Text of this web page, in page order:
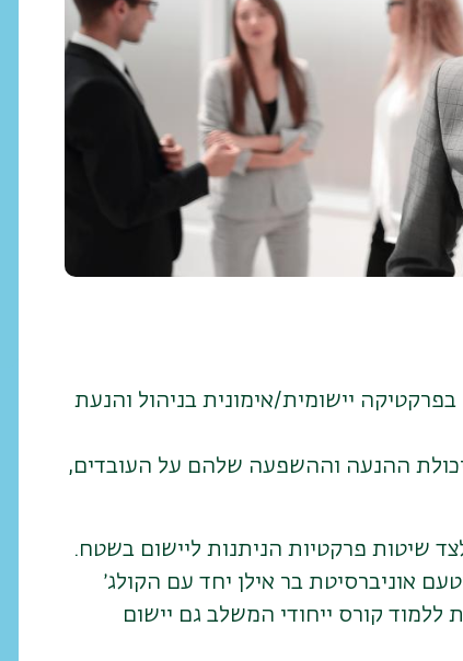
יישומית/אימונית בניהול והנעת
יכולת ההנעה וההשפעה שלהם על העובדים,
שיטות פרקטיות הניתנות ליישום בשטח.
אוניברסיטת בר אילן יחד עם הקולג׳
ללמוד קורס ייחודי המשלב גם יישום